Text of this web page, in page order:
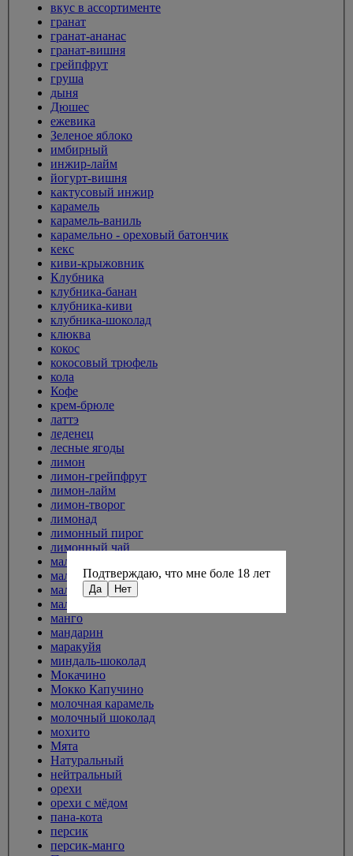
вкус в ассортименте
гранат
гранат-ананас
гранат-вишня
грейпфрут
груша
дыня
Дюшес
ежевика
Зеленое яблоко
имбирный
инжир-лайм
йогурт-вишня
кактусовый инжир
карамель
карамель-ваниль
карамельно - ореховый батончик
кекс
киви-крыжовник
Клубника
клубника-банан
клубника-киви
клубника-шоколад
клюква
кокос
кокосовый трюфель
кола
Кофе
крем-брюле
латтэ
леденец
лесные ягоды
лимон
лимон-грейпфрут
лимон-лайм
лимон-творог
лимонад
лимонный пирог
лимонный чай
малина
малина-грейпфрут
малина-клубника
малиновый лимонад
манго
мандарин
маракуйя
миндаль-шоколад
Мокачино
Мокко Капучино
молочная карамель
молочный шоколад
мохито
Мята
Натуральный
нейтральный
орехи
орехи с мёдом
пана-кота
персик
персик-манго
Подтверждаю, что мне боле 18 лет
Да Нет